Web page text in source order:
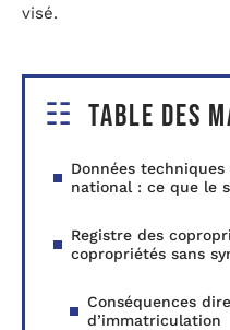
visé.
Table des
Données
national : ce que le
Registre des
copropriétés sans
Conséquences
d’immatriculation